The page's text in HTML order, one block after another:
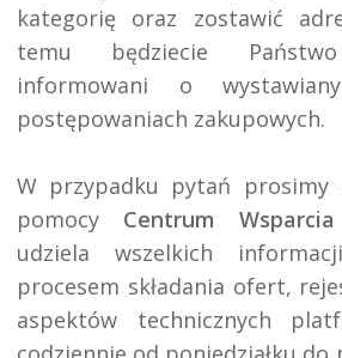
kategorię oraz zostawić
temu będziecie
informowani o
postępowaniach zakupowych.
W przypadku pytań prosimy
pomocy Centrum
udziela wszelkich
procesem składania ofert,
aspektów technicznych